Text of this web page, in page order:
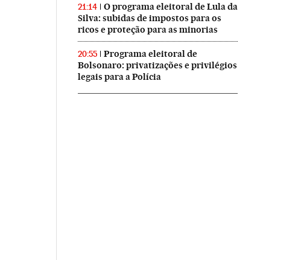
21:14
O programa eleitoral de Lula da
Silva: subidas de impostos para os
ricos e proteção para as minorias
20:55
Programa eleitoral de
Bolsonaro: privatizações e privilégios
legais para a Polícia